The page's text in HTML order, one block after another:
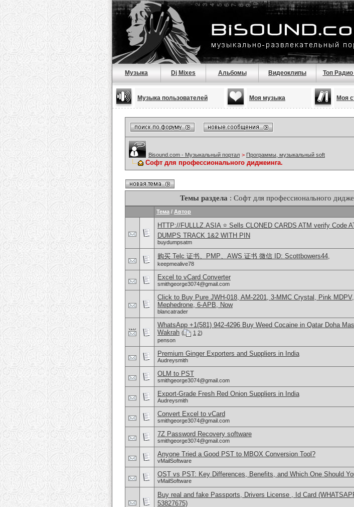
Музыка Dj Mixes Альбомы Видеоклипы Топ Радио
Музыка пользователей Моя музыка Моя
Bisound.com - Музыкальный портал > Программы, музыкальный soft
Софт для профессионального диджеинга.
Темы раздела : Софт для профессионального
Тема / Автор
HTTP://FULLLZ.ASIA ⭐️ Sells CLONED CARDS ATM verify Code
DUMPS TRACK 1&2 WITH PIN
buydumpsatm
购买 Telc 证书、PMP、AWS 证书 微信 ID: Scottbowers44,
keepmealive78
Excel to vCard Converter
smithgeorge3074@gmail.com
Click to Buy Pure JWH-018, AM-2201, 3-MMC Crystal, Pink MDPV,
Mephedrone, 6-APB, Now
blancatrader
WhatsApp +1(581) 942-4296 Buy Weed Cocaine in Qatar Doha
Wakrah ( 1 2)
penson
Premium Ginger Exporters and Suppliers in India
Audreysmith
OLM to PST
smithgeorge3074@gmail.com
Export-Grade Fresh Red Onion Suppliers in India
Audreysmith
Convert Excel to vCard
smithgeorge3074@gmail.com
7Z Password Recovery software
smithgeorge3074@gmail.com
Anyone Tried a Good PST to MBOX Conversion Tool?
vMailSoftware
OST vs PST: Key Differences, Benefits, and Which One Should
vMailSoftware
Buy real and fake Passports, Drivers License , Id Card
53827675)